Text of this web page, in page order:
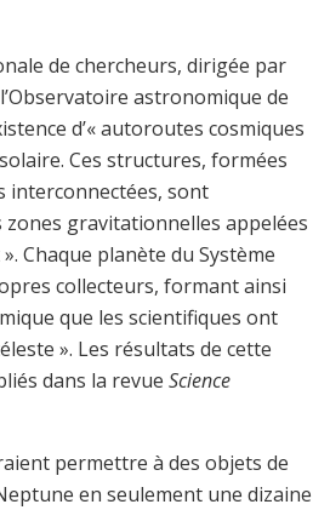
de chercheurs, dirigée par
astronomique de
d’« autoroutes cosmiques
Ces structures, formées
interconnectées, sont
zones gravitationnelles appelées
Chaque planète du Système
collecteurs, formant ainsi
que les scientifiques ont
». Les résultats de cette
dans la revue Science
permettre à des objets de
en seulement une dizaine